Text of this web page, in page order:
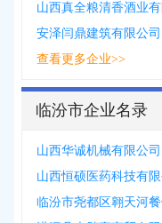
山西真全粮清香酒业有
安泽闫鼎建筑有限公司
查看更多企业>>
临汾市企业名录
山西华诚机械有限公司
山西恒硕医药科技有限
临汾市尧都区翱天河